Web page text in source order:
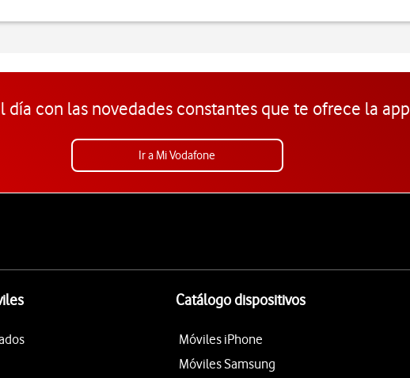
día con las novedades constantes que te ofrece la app
Ir a Mi Vodafone
Catálogo dispositivos
Móviles iPhone
Móviles Samsung